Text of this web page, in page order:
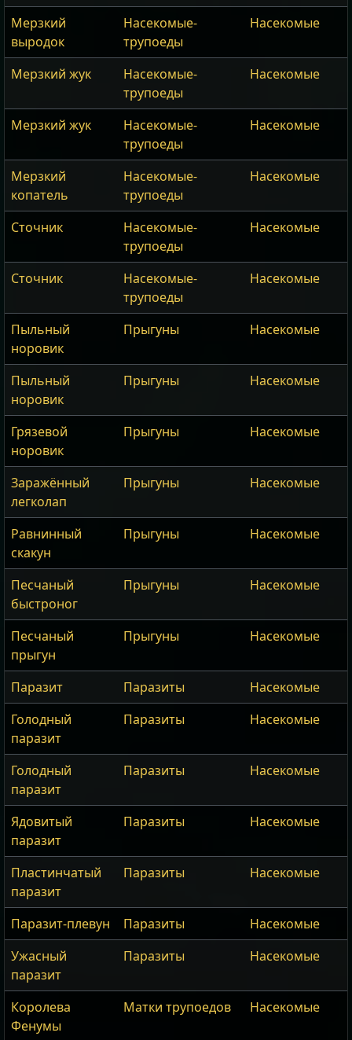
Мерзкий
выродок
Насекомые-
трупоеды
Насекомые
Мерзкий жук
Насекомые-
трупоеды
Насекомые
Мерзкий жук
Насекомые-
трупоеды
Насекомые
Мерзкий
копатель
Насекомые-
трупоеды
Насекомые
Сточник
Насекомые-
трупоеды
Насекомые
Сточник
Насекомые-
трупоеды
Насекомые
Пыльный
норовик
Прыгуны Насекомые
Пыльный
норовик
Прыгуны Насекомые
Грязевой
норовик
Прыгуны Насекомые
Заражённый
легколап
Прыгуны Насекомые
Равнинный
скакун
Прыгуны Насекомые
Песчаный
быстроног
Прыгуны Насекомые
Песчаный
прыгун
Прыгуны Насекомые
Паразит Паразиты
Насекомые
Голодный
паразит
Паразиты Насекомые
Голодный
паразит
Паразиты Насекомые
Ядовитый
паразит
Паразиты Насекомые
Пластинчатый
паразит
Паразиты Насекомые
Паразит-плевун Паразиты
Насекомые
Ужасный
паразит
Паразиты Насекомые
Королева
Фенумы
Матки трупоедов Насекомые